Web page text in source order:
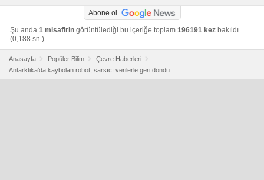
Abone ol
Şu anda 1 misafirin görüntülediği bu içeriğe toplam 196191 kez bakıldı.
(0,188 sn.)
Anasayfa Popüler Bilim
Çevre Haberleri
Antarktika’da kaybolan robot, sarsıcı verilerle geri döndü